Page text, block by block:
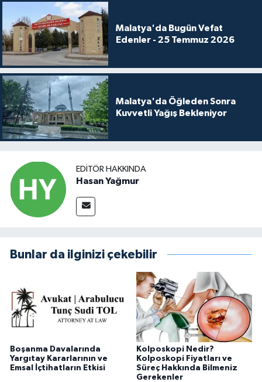
Malatya'da Bugün Vefat
Edenler - 25 Temmuz 2026
Malatya'da Öğleden Sonra
Kuvvetli Yağış Bekleniyor
EDITÖR HAKKINDA
Hasan Yağmur
Bunlar da ilginizi çekebilir
Boşanma Davalarında
Yargıtay Kararlarının ve
Emsal İçtihatların Etkisi
Kolposkopi Nedir?
Kolposkopi Fiyatları ve
Süreç Hakkında Bilmeniz
Gerekenler